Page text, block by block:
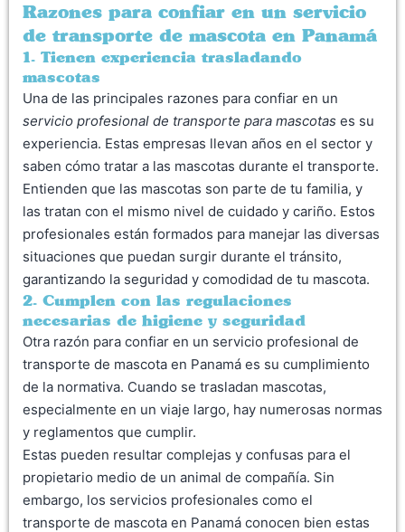
Razones para confiar en un servicio
de transporte de mascota en Panamá
1. Tienen experiencia trasladando
mascotas
Una de las principales razones para confiar en un
servicio profesional de transporte para mascotas es su
experiencia. Estas empresas llevan años en el sector y
saben cómo tratar a las mascotas durante el transporte.
Entienden que las mascotas son parte de tu familia, y
las tratan con el mismo nivel de cuidado y cariño. Estos
profesionales están formados para manejar las diversas
situaciones que puedan surgir durante el tránsito,
garantizando la seguridad y comodidad de tu mascota.
2. Cumplen con las regulaciones
necesarias de higiene y seguridad
Otra razón para confiar en un servicio profesional de
transporte de mascota en Panamá es su cumplimiento
de la normativa. Cuando se trasladan mascotas,
especialmente en un viaje largo, hay numerosas normas
y reglamentos que cumplir.
Estas pueden resultar complejas y confusas para el
propietario medio de un animal de compañía. Sin
embargo, los servicios profesionales como el
transporte de mascota en Panamá conocen bien estas